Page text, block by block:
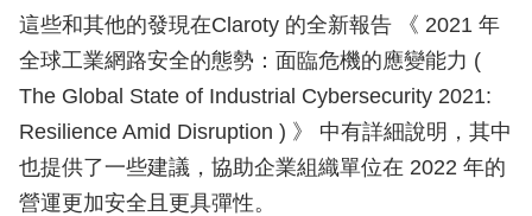
這些和其他的發現在Claroty 的全新報告 《 2021 年
全球工業網路安全的態勢：面臨危機的應變能力 (
The Global State of Industrial Cybersecurity 2021:
Resilience Amid Disruption ) 》 中有詳細說明，其中
也提供了一些建議，協助企業組織單位在 2022 年的
營運更加安全且更具彈性。